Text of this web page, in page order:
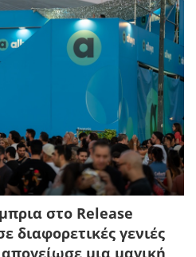
στο Release
διαφορετικές γενιές